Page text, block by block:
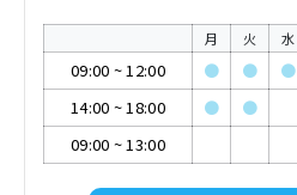
月 火 水
09:00 ~12:00 ● ● ●
14:00 ~18:00 ● ●
09:00 ~13:00